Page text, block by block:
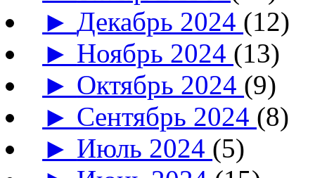
►Декабрь 2024 (12)
► Ноябрь 2024 (13)
► Октябрь 2024 (9)
► Сентябрь 2024 (8)
► Июль 2024 (5)